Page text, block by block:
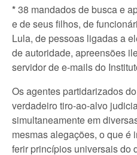
*38 mandados de busca e
e de seus filhos, de
Lula, de pessoas ligadas a
de autoridade, apreensões
servidor de e-mails do
Os agentes partidarizados
verdadeiro tiro-ao-alvo
simultaneamente em
mesmas alegações, o que é
ferir princípios universais do